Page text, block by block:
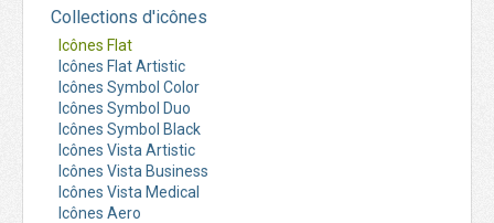
Collections d'icônes
Icônes Flat
Icônes Flat Artistic
Icônes Symbol Color
Icônes Symbol Duo
Icônes Symbol Black
Icônes Vista Artistic
Icônes Vista Business
Icônes Vista Medical
Icônes Aero